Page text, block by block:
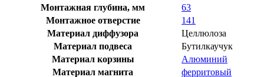
Монтажная глубина, мм
63
Монтажное отверстие
141
Материал диффузора
Целлюлоза
Материал подвеса
Бутилкаучук
Материал корзины
Алюминий
Материал магнита
ферритовый